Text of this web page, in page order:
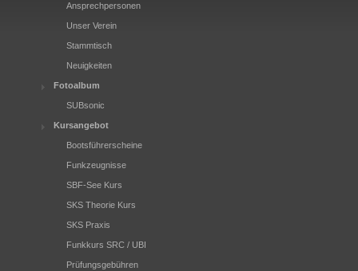
Ansprechpersonen
Unser Verein
Stammtisch
Neuigkeiten
Fotoalbum
SUBsonic
Kursangebot
Bootsführerscheine
Funkzeugnisse
SBF-See Kurs
SKS Theorie Kurs
SKS Praxis
Funkkurs SRC / UBI
Prüfungsgebühren